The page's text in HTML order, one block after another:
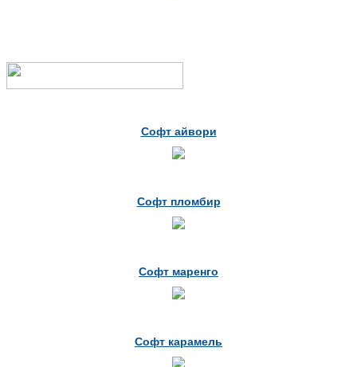
Софт айвори
Софт пломбир
Софт маренго
Софт карамель